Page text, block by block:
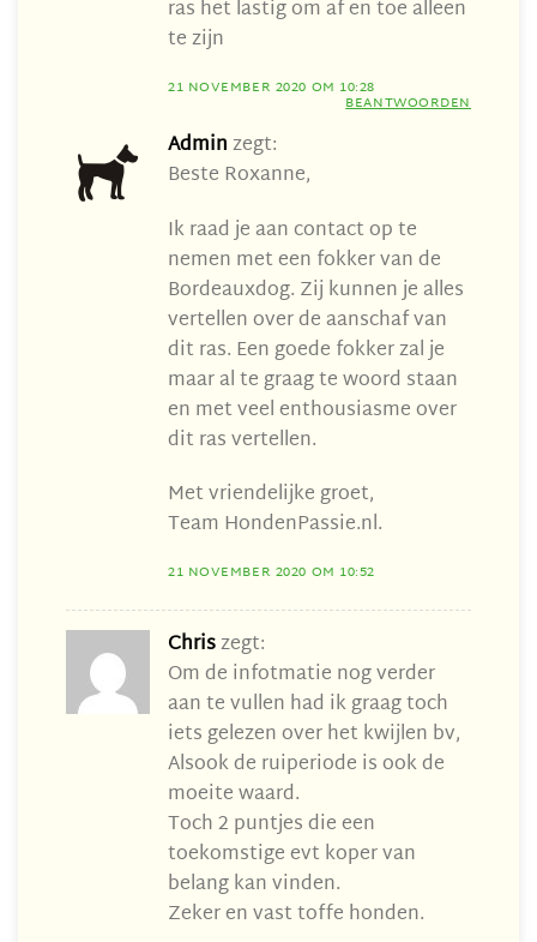
ras het lastig om af en toe alleen
te zijn
21 NOVEMBER 2020 OM 10:28
BEANTWOORDEN
Adminzegt:
Beste Roxanne,
Ik raad je aan contact op te
nemen met een fokker van de
Bordeauxdog. Zij kunnen je alles
vertellen over de aanschaf van
dit ras. Een goede fokker zal je
maar al te graag te woord staan
en met veel enthousiasme over
dit ras vertellen.
Met vriendelijke groet,
Team HondenPassie.nl.
21 NOVEMBER 2020 OM 10:52
Chriszegt:
Om de infotmatie nog verder
aan te vullen had ik graag toch
iets gelezen over het kwijlen bv,
Alsook de ruiperiode is ook de
moeite waard.
Toch 2 puntjes die een
toekomstige evt koper van
belang kan vinden.
Zeker en vast toffe honden.